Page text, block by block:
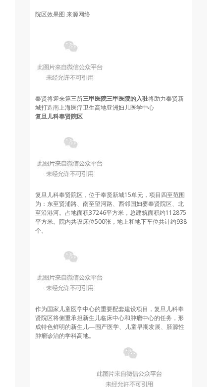
院区效果图 来源网络
奉贤将迎来第三所三甲医院三甲医院的入驻将助力奉贤新
城打造南上海医疗卫生高地亚洲妇儿医学中心
复旦儿科奉贤院区
复旦儿科奉贤院区，位于奉贤新城15单元，项目四至范围
为：东至贤浦路、南至望河路、西邻国妇婴奉贤院区、北
至沿港河。占地面积37246平方米，总建筑面积约112875
平方米。院内共设床位500张，地上和地下车位共计约938
个。
作为国家儿童医学中心的重要配套建设项目，复旦儿科奉
贤院区将侧重承担新生儿临床中心和肿瘤中心的任务，形
成特色鲜明的新生儿—围产医学、儿童早期发展、胚源性
肿瘤诊治的学科高地。